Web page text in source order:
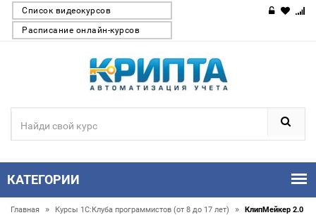
Список видеокурсов
Расписание онлайн-курсов
КАТЕГОРИИ
Главная » Курсы 1С:Клуба программистов (от 8 до 17 лет) » КлипМейкер 2.0